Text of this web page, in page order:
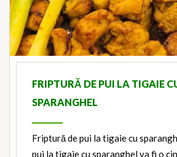
FRIPTURĂ DE PUI LA TIGAIE
SPARANGHEL
Friptură de pui la tigaie cu
pui la tigaie cu sparanghel va fi o